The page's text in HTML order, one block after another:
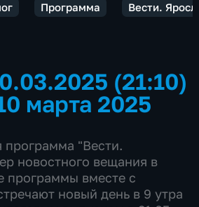
Программа Вести.
(21:10)
марта 2025
"Вести.
новостного вещания в
программы вместе с
новый день в 9 утра